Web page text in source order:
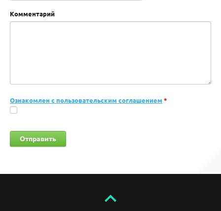
Комментарий
Ознакомлен с пользовательским соглашением *